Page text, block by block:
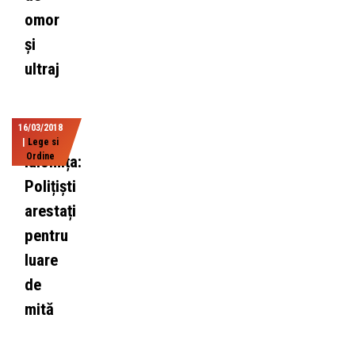
omor
și
ultraj
16/03/2018
Lege si
Ordine
Ialomița:
Polițiști
arestați
pentru
luare
de
mită